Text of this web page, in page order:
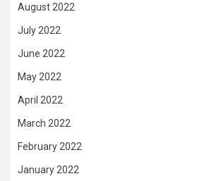
August 2022
July 2022
June 2022
May 2022
April 2022
March 2022
February 2022
January 2022